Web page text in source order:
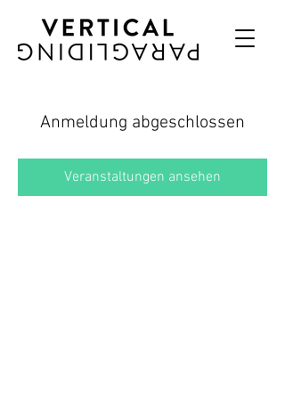
Anmeldung abgeschlossen
Veranstaltungen ansehen